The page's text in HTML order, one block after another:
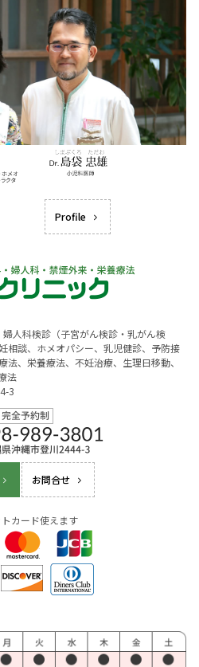
Profile
人科検診（子宮がん検診・乳がん検
相談、ホメオパシー、乳児健診、予防接
、栄養療法、不妊治療、生理日移動、
法
3
お問合せ
カード使えます